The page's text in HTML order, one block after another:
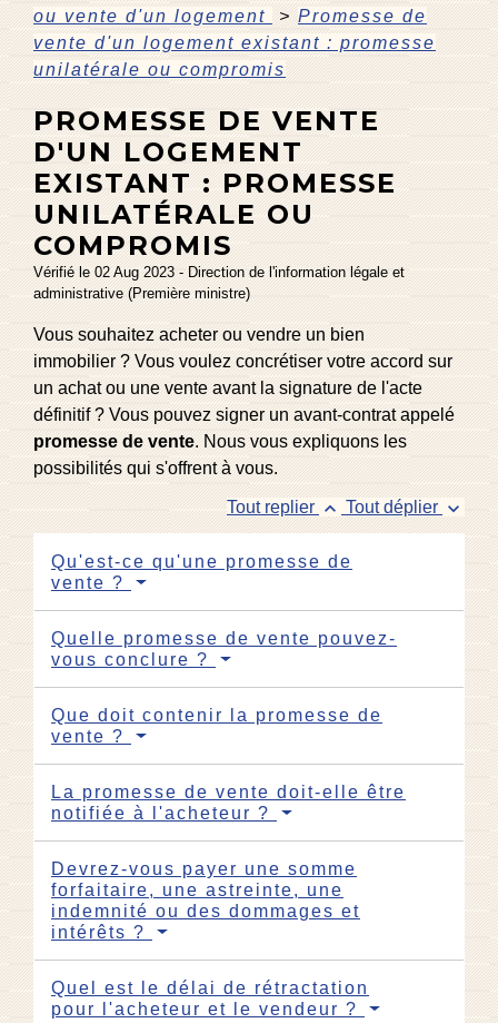
ou vente d'un logement
> Promesse de
vente d'un logement existant : promesse
unilatérale ou compromis
PROMESSE DE VENTE
D'UN LOGEMENT
EXISTANT : PROMESSE
UNILATÉRALE OU
COMPROMIS
Vérifié le 02 Aug 2023 - Direction de l'information légale et
administrative (Première ministre)
Vous souhaitez acheter ou vendre un bien
immobilier ? Vous voulez concrétiser votre accord sur
un achat ou une vente avant la signature de l'acte
définitif ? Vous pouvez signer un avant-contrat appelé
promesse de vente. Nous vous expliquons les
possibilités qui s'offrent à vous.
Tout replier keyboard_arrow_up Tout déplier keyboard_arrow_down
Qu'est-ce qu'une promesse de
vente ?
Quelle promesse de vente pouvez-
vous conclure ?
Que doit contenir la promesse de
vente ?
La promesse de vente doit-elle être
notifiée à l'acheteur ?
Devrez-vous payer une somme
forfaitaire, une astreinte, une
indemnité ou des dommages et
intérêts ?
Quel est le délai de rétractation
pour l'acheteur et le vendeur ?